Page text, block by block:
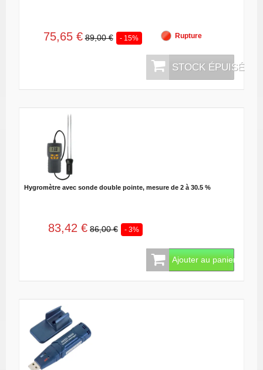
75,65 € 89,00 € - 15% Rupture
STOCK ÉPUISÉ
Hygromètre avec sonde double pointe, mesure de 2 à 30.5 %
83,42 € 86,00 € - 3%
Ajouter au panier